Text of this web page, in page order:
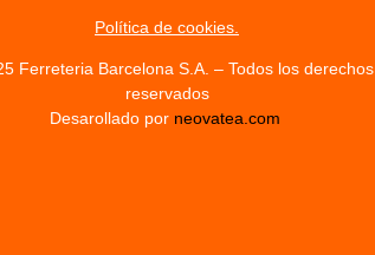
Política de cookies.
Ferreteria Barcelona S.A. – Todos los derechos
reservados
Desarollado por neovatea.com